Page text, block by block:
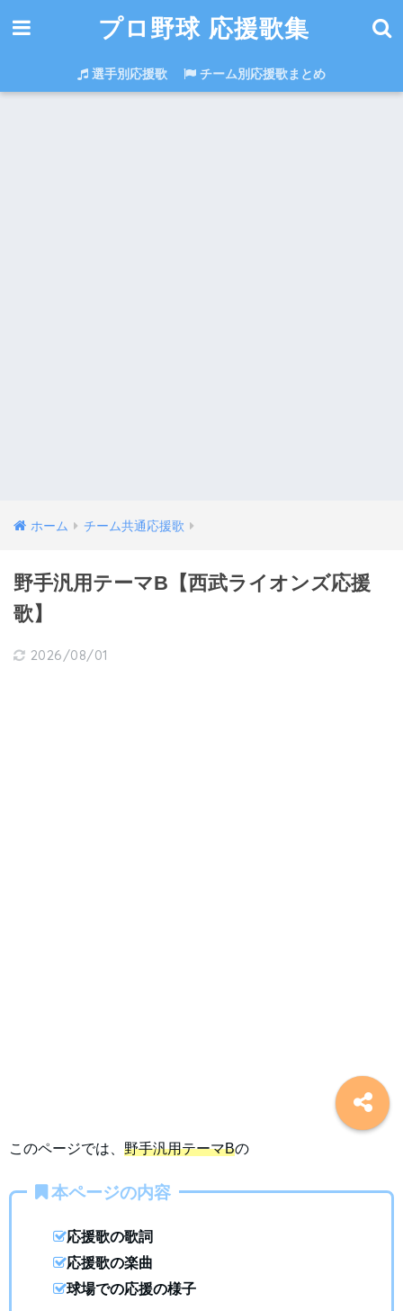
プロ野球 応援歌集
選手別応援歌 チーム別応援歌まとめ
ホーム チーム共通応援歌
野手汎用テーマB【西武ライオンズ応援
歌】
2026/08/01
このページでは、 野手汎用テーマBの
本ページの内容
応援歌の歌詞
応援歌の楽曲
球場での応援の様子